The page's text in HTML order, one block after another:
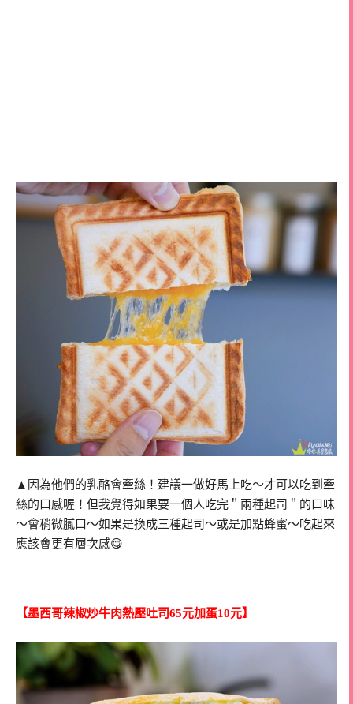
▲因為他們的乳酪會牽絲！建議一做好馬上吃～才可以吃到牽
絲的口感喔！但我覺得如果要一個人吃完＂兩種起司＂的口味
～會稍微膩口～如果是換成三種起司～或是加點蜂蜜～吃起來
應該會更有層次感😋
【墨西哥辣椒炒牛肉熱壓吐司65元加蛋10元】